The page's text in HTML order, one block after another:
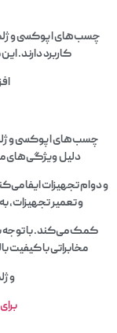
چسب‌های اپوکسی و
کاربرد دارند.
چسب‌های اپوکسی و
دلیل ویژگی‌های
و دوام تجهیزات ایفا
و تعمیر تجهیزات،
کمک می‌کند. با توجه
مخابراتی با کیفیت
و